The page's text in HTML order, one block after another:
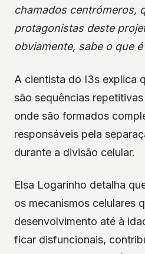
chamados centrómeros,
protagonistas deste
obviamente, sabe o que
A cientista do I3s explica
são sequências
onde são formados
responsáveis pela
durante a divisão celular.
Elsa Logarinho detalha
os mecanismos celulares
desenvolvimento até à
ficar disfuncionais,